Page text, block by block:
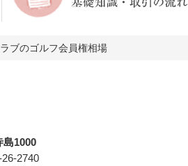
ブのゴルフ会員権相場
1000
2740